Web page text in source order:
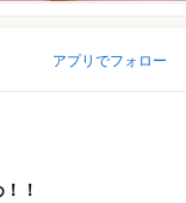
アプリでフォロー
！